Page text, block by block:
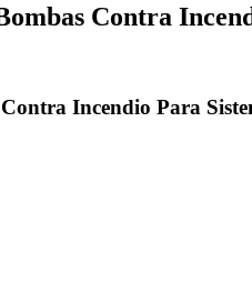
Contra
Incendio Para